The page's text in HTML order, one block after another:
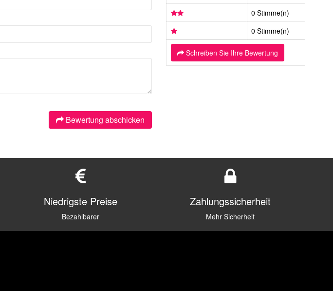
Bewertung abschicken
0 Stimme(n)
0 Stimme(n)
Schreiben Sie Ihre Bewertung
Niedrigste Preise
Bezahlbarer
Zahlungssicherheit
Mehr Sicherheit